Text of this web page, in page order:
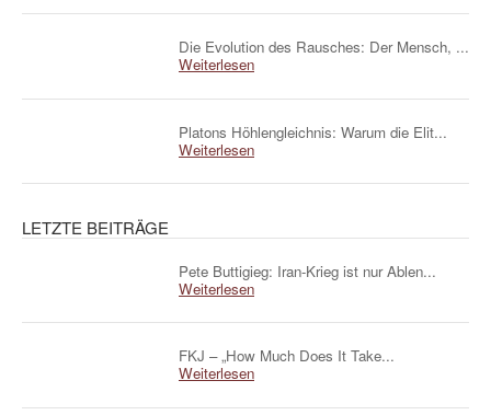
Die Evolution des Rausches: Der Mensch, ...
Weiterlesen
Platons Höhlengleichnis: Warum die Elit...
Weiterlesen
LETZTE BEITRÄGE
Pete Buttigieg: Iran-Krieg ist nur Ablen...
Weiterlesen
FKJ – „How Much Does It Take...
Weiterlesen